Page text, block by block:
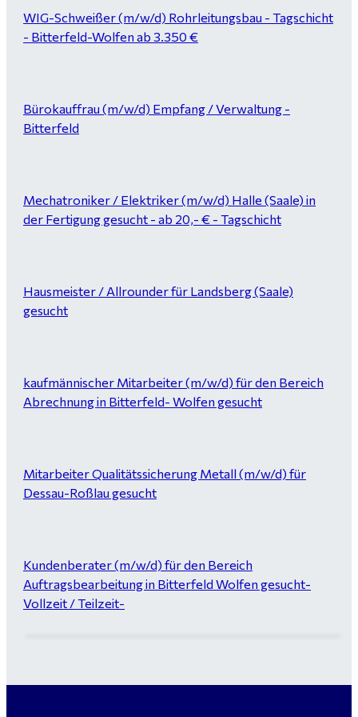
WIG-Schweißer (m/w/d) Rohrleitungsbau - Tagschicht
- Bitterfeld-Wolfen ab 3.350 €
Bürokauffrau (m/w/d) Empfang / Verwaltung -
Bitterfeld
Mechatroniker / Elektriker (m/w/d) Halle (Saale) in
der Fertigung gesucht - ab 20,- € - Tagschicht
Hausmeister / Allrounder für Landsberg (Saale)
gesucht
kaufmännischer Mitarbeiter (m/w/d) für den Bereich
Abrechnung in Bitterfeld- Wolfen gesucht
Mitarbeiter Qualitätssicherung Metall (m/w/d) für
Dessau-Roßlau gesucht
Kundenberater (m/w/d) für den Bereich
Auftragsbearbeitung in Bitterfeld Wolfen gesucht-
Vollzeit / Teilzeit-